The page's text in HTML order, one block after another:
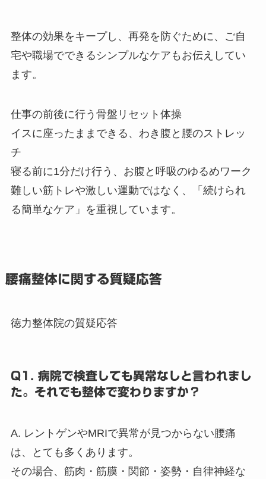
整体の効果をキープし、再発を防ぐために、ご自
宅や職場でできるシンプルなケアもお伝えしてい
ます。
仕事の前後に行う骨盤リセット体操
イスに座ったままできる、わき腹と腰のストレッ
チ
寝る前に1分だけ行う、お腹と呼吸のゆるめワーク
難しい筋トレや激しい運動ではなく、「続けられ
る簡単なケア」を重視しています。
腰痛整体に関する質疑応答
徳力整体院の質疑応答
Q1. 病院で検査しても異常なしと言われまし
た。それでも整体で変わりますか？
A. レントゲンやMRIで異常が見つからない腰痛
は、とても多くあります。
その場合、筋肉・筋膜・関節・姿勢・自律神経な